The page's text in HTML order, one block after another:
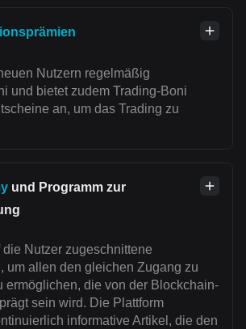
Nutzern regelmäßig
und bietet zudem Trading-Boni
an, um das Trading zu
und Programm zur
die Nutzer zugeschnittene
um allen den gleichen Zugang zu
ermöglichen, die von der Blockchain-
sein wird. Die Plattform
informative Artikel, die den